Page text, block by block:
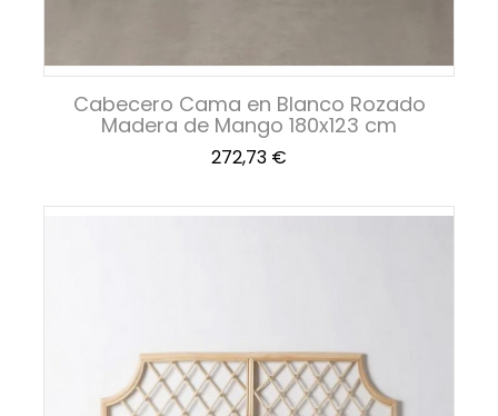
Cabecero Cama en Blanco Rozado
Madera de Mango 180x123 cm
Precio
272,73 €